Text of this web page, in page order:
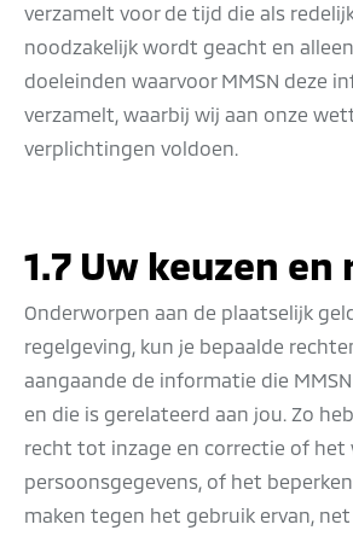
verzamelt voor de tijd die als
noodzakelijk wordt geacht en
doeleinden waarvoor MMSN deze
verzamelt, waarbij wij aan onze
verplichtingen voldoen.
1.7 Uw keuzen
Onderworpen aan de plaatselijk
regelgeving, kun je bepaalde
aangaande de informatie die
en die is gerelateerd aan jou. Zo
recht tot inzage en correctie of het
persoonsgegevens, of het
maken tegen het gebruik ervan,